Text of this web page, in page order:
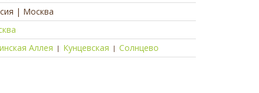
| Москва
Аллея | Кунцевская | Солнцево